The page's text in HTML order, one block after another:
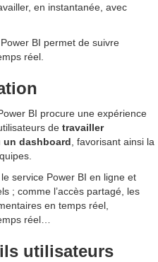
en instantanée, avec
BI permet de suivre
en temps réel.
BI procure une expérience
de travailler
un dashboard , favorisant ainsi la
service Power BI en ligne et
; comme l’accès partagé, les
en temps réel,
réel…
utilisateurs